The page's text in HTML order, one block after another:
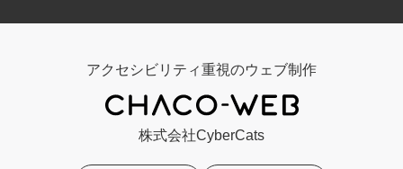
アクセシビリティ重視のウェブ制作
株式会社CyberCats